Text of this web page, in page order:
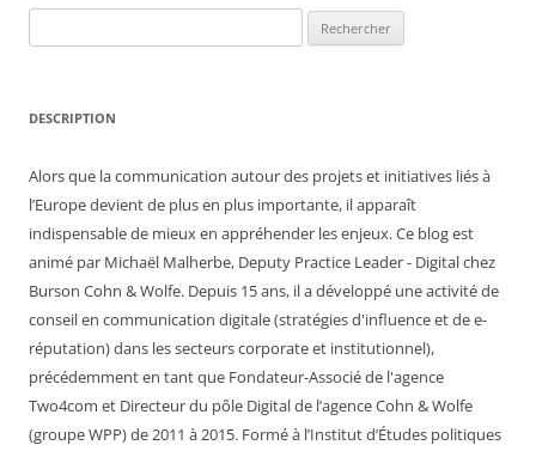
DESCRIPTION
Alors que la communication autour des projets et initiatives liés à
l’Europe devient de plus en plus importante, il apparaît
indispensable de mieux en appréhender les enjeux. Ce blog est
animé par Michaël Malherbe, Deputy Practice Leader - Digital chez
Burson Cohn & Wolfe. Depuis 15 ans, il a développé une activité de
conseil en communication digitale (stratégies d'influence et de e-
réputation) dans les secteurs corporate et institutionnel),
précédemment en tant que Fondateur-Associé de l'agence
Two4com et Directeur du pôle Digital de l’agence Cohn & Wolfe
(groupe WPP) de 2011 à 2015. Formé à l’Institut d’Études politiques